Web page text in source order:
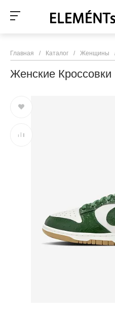
Главная / Каталог / Женщины
Женские